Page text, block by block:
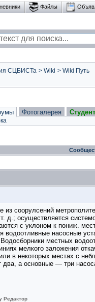
Файлы
СЦБИСТа > Wiki > Wiki Путь
Фотогалерея
соорулсений
д.; осуществляется
с уклоном к пониж.
насосные
местных
мелкого заложения
в некоторых местах с
а основные — три
Редактор